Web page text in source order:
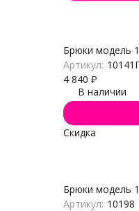
Брюки модель
Артикул:
4 840 ₽
В наличии
Скидка
Брюки модель
Артикул: 10198